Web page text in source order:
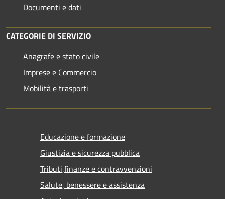
Documenti e dati
CATEGORIE DI SERVIZIO
Anagrafe e stato civile
Imprese e Commercio
Mobilità e trasporti
Educazione e formazione
Giustizia e sicurezza pubblica
Tributi,finanze e contravvenzioni
Salute, benessere e assistenza